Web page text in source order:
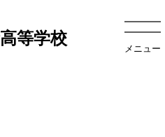
等学校
メニュー